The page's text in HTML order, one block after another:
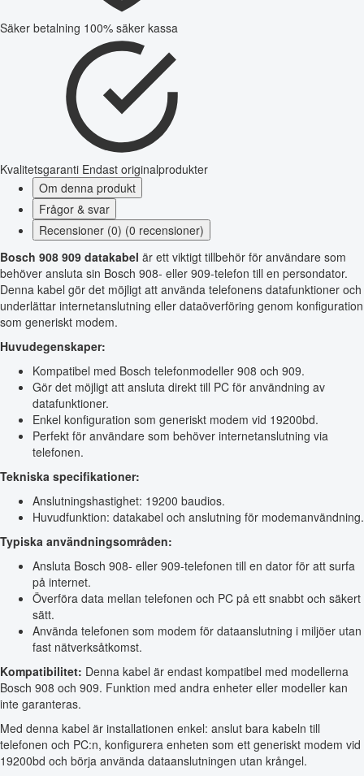
Säker betalning 100% säker kassa
Kvalitetsgaranti Endast originalprodukter
Om denna produkt
Frågor & svar
Recensioner (0) (0 recensioner)
Bosch 908 909 datakabel är ett viktigt tillbehör för användare som
behöver ansluta sin Bosch 908- eller 909-telefon till en persondator.
Denna kabel gör det möjligt att använda telefonens datafunktioner och
underlättar internetanslutning eller dataöverföring genom konfiguration
som generiskt modem.
Huvudegenskaper:
Kompatibel med Bosch telefonmodeller 908 och 909.
Gör det möjligt att ansluta direkt till PC för användning av
datafunktioner.
Enkel konfiguration som generiskt modem vid 19200bd.
Perfekt för användare som behöver internetanslutning via
telefonen.
Tekniska specifikationer:
Anslutningshastighet: 19200 baudios.
Huvudfunktion: datakabel och anslutning för modemanvändning.
Typiska användningsområden:
Ansluta Bosch 908- eller 909-telefonen till en dator för att surfa
på internet.
Överföra data mellan telefonen och PC på ett snabbt och säkert
sätt.
Använda telefonen som modem för dataanslutning i miljöer utan
fast nätverksåtkomst.
Kompatibilitet: Denna kabel är endast kompatibel med modellerna
Bosch 908 och 909. Funktion med andra enheter eller modeller kan
inte garanteras.
Med denna kabel är installationen enkel: anslut bara kabeln till
telefonen och PC:n, konfigurera enheten som ett generiskt modem vid
19200bd och börja använda dataanslutningen utan krångel.